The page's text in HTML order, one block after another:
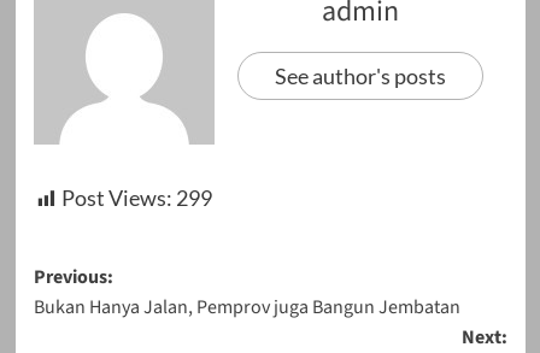
admin
See author's posts
Post Views: 299
Post
navigation
Previous:
Bukan Hanya Jalan, Pemprov juga Bangun Jembatan
Next: